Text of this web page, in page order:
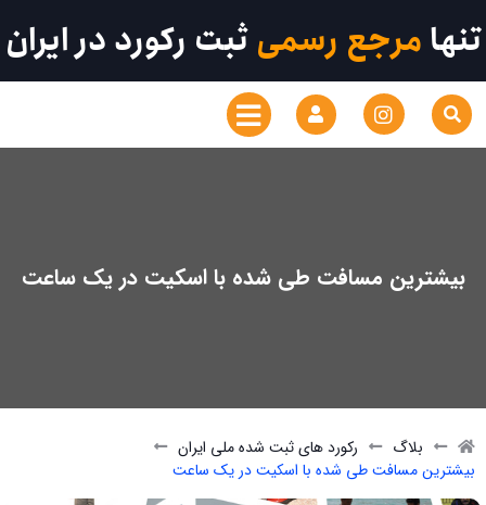
تنهامرجع رسمیثبت رکورد در ایران
بیشترین مسافت طی شده با اسکیت در یک ساعت
بلاگ
رکورد های ثبت شده ملی ایران
بیشترین مسافت طی شده با اسکیت در یک ساعت